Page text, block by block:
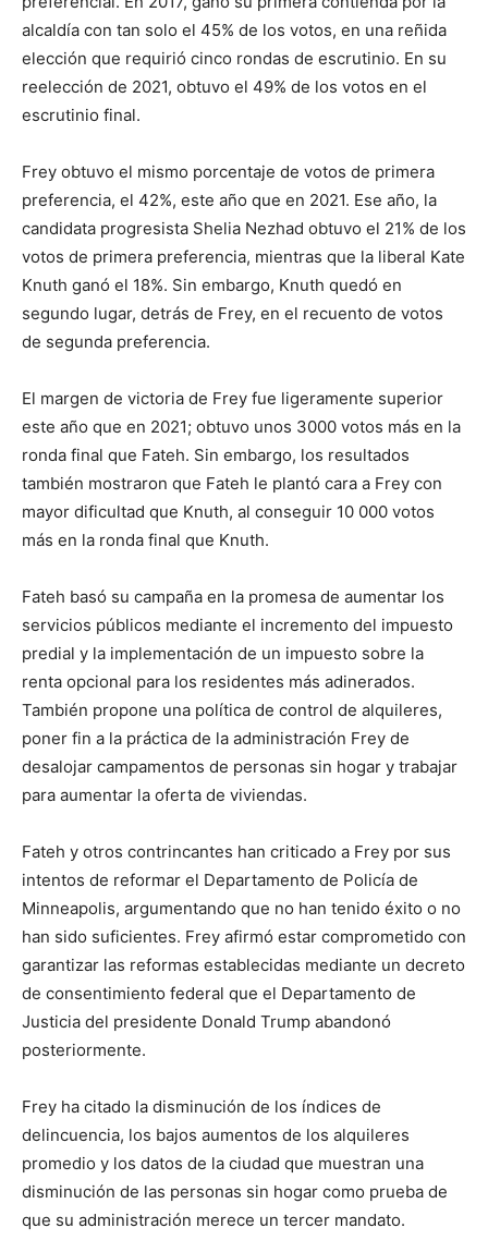
alcaldía con tan solo el 45% de los votos, en una reñida
elección que requirió cinco rondas de escrutinio. En su
reelección de 2021, obtuvo el 49% de los votos en el
escrutinio final.
Frey obtuvo el mismo porcentaje de votos de primera
preferencia, el 42%, este año que en 2021. Ese año, la
candidata progresista Shelia Nezhad obtuvo el 21% de los
votos de primera preferencia, mientras que la liberal Kate
Knuth ganó el 18%. Sin embargo, Knuth quedó en
segundo lugar, detrás de Frey, en el recuento de votos
de segunda preferencia.
El margen de victoria de Frey fue ligeramente superior
este año que en 2021; obtuvo unos 3000 votos más en la
ronda final que Fateh. Sin embargo, los resultados
también mostraron que Fateh le plantó cara a Frey con
mayor dificultad que Knuth, al conseguir 10 000 votos
más en la ronda final que Knuth.
Fateh basó su campaña en la promesa de aumentar los
servicios públicos mediante el incremento del impuesto
predial y la implementación de un impuesto sobre la
renta opcional para los residentes más adinerados.
También propone una política de control de alquileres,
poner fin a la práctica de la administración Frey de
desalojar campamentos de personas sin hogar y trabajar
para aumentar la oferta de viviendas.
Fateh y otros contrincantes han criticado a Frey por sus
intentos de reformar el Departamento de Policía de
Minneapolis, argumentando que no han tenido éxito o no
han sido suficientes. Frey afirmó estar comprometido con
garantizar las reformas establecidas mediante un decreto
de consentimiento federal que el Departamento de
Justicia del presidente Donald Trump abandonó
posteriormente.
Frey ha citado la disminución de los índices de
delincuencia, los bajos aumentos de los alquileres
promedio y los datos de la ciudad que muestran una
disminución de las personas sin hogar como prueba de
que su administración merece un tercer mandato.